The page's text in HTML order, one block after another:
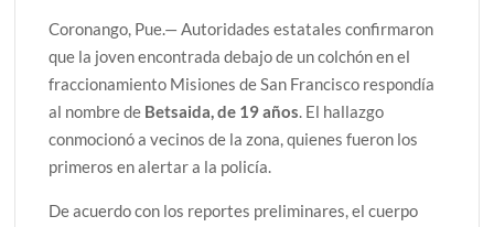
Coronango, Pue.— Autoridades estatales confirmaron
que la joven encontrada debajo de un colchón en el
fraccionamiento Misiones de San Francisco respondía
al nombre de Betsaida, de 19 años. El hallazgo
conmocionó a vecinos de la zona, quienes fueron los
primeros en alertar a la policía.
De acuerdo con los reportes preliminares, el cuerpo